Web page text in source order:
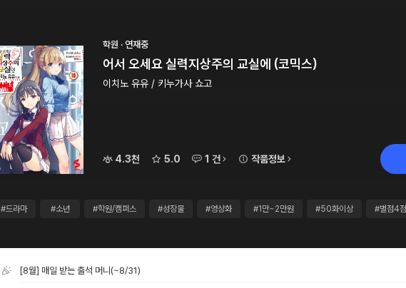
학원 · 연재중
어서 오세요 실력지상주의 교실에 (코믹스)
이치노 유유 / 키누가사 쇼고
4.3천 5.0 1 건 작품정보
#드라마 #소년 #학원/캠퍼스 #성장물 #영상화 #1만~2만원 #50화이상 #별점4
[8월] 매일 받는 출석 머니 (~8/31)